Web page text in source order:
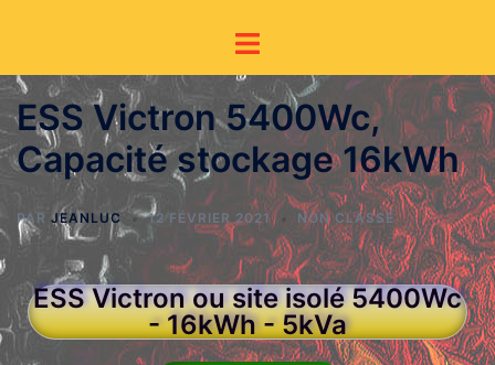
ESS Victron 5400Wc,
Capacité stockage 16kWh
PAR JEANLUC 12 FÉVRIER 2021 NON CLASSÉ
ESS Victron ou site isolé 5400Wc
- 16kWh - 5kVa